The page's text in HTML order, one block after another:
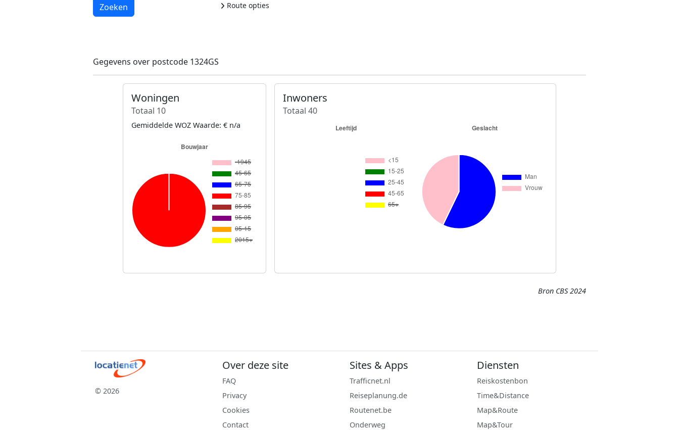
Route opties
Laden...
Zoeken
Gegevens over postcode 1324GS
Woningen
Totaal 10
Gemiddelde WOZ Waarde: € n/a
Inwoners
Totaal 40
Bron CBS 2024
© 2026
Over deze site
FAQ
Privacy
Cookies
Contact
Sites & Apps
Trafficnet.nl
Reiseplanung.de
Routenet.be
Onderweg
Diensten
Reiskostenbon
Time&Distance
Map&Route
Map&Tour